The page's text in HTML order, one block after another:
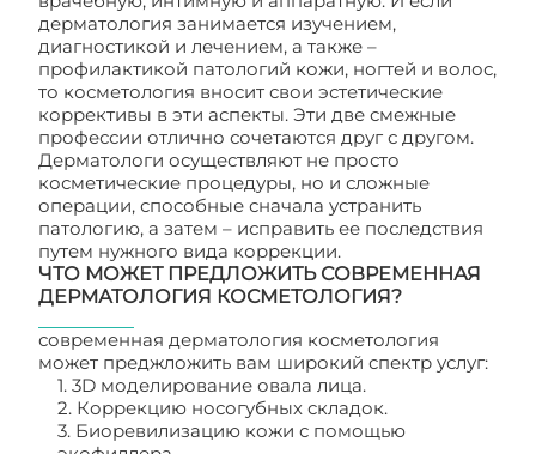
дерматология занимается изучением,
диагностикой и лечением, а также –
профилактикой патологий кожи, ногтей и волос,
то косметология вносит свои эстетические
коррективы в эти аспекты. Эти две смежные
профессии отлично сочетаются друг с другом.
Дерматологи осуществляют не просто
косметические процедуры, но и сложные
операции, способные сначала устранить
патологию, а затем – исправить ее последствия
путем нужного вида коррекции.
ЧТО МОЖЕТ ПРЕДЛОЖИТЬ СОВРЕМЕННАЯ
ДЕРМАТОЛОГИЯ КОСМЕТОЛОГИЯ?
современная дерматология косметология
может преджложить вам широкий спектр услуг:
1. 3D моделирование овала лица.
2. Коррекцию носогубных складок.
3. Биоревилизацию кожи с помощью